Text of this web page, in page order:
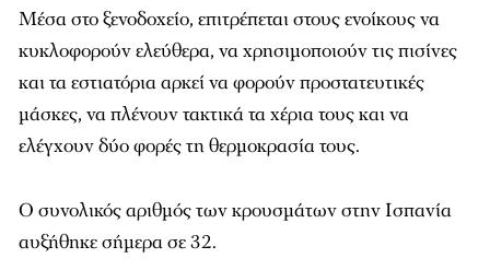
Μέσα στο ξενοδοχείο, επιτρέπεται στους ενοίκους να
κυκλοφορούν ελεύθερα, να χρησιμοποιούν τις πισίνες
και τα εστιατόρια αρκεί να φορούν προστατευτικές
μάσκες, να πλένουν τακτικά τα χέρια τους και να
ελέγχουν δύο φορές τη θερμοκρασία τους.
Ο συνολικός αριθμός των κρουσμάτων στην Ισπανία
αυξήθηκε σήμερα σε 32.